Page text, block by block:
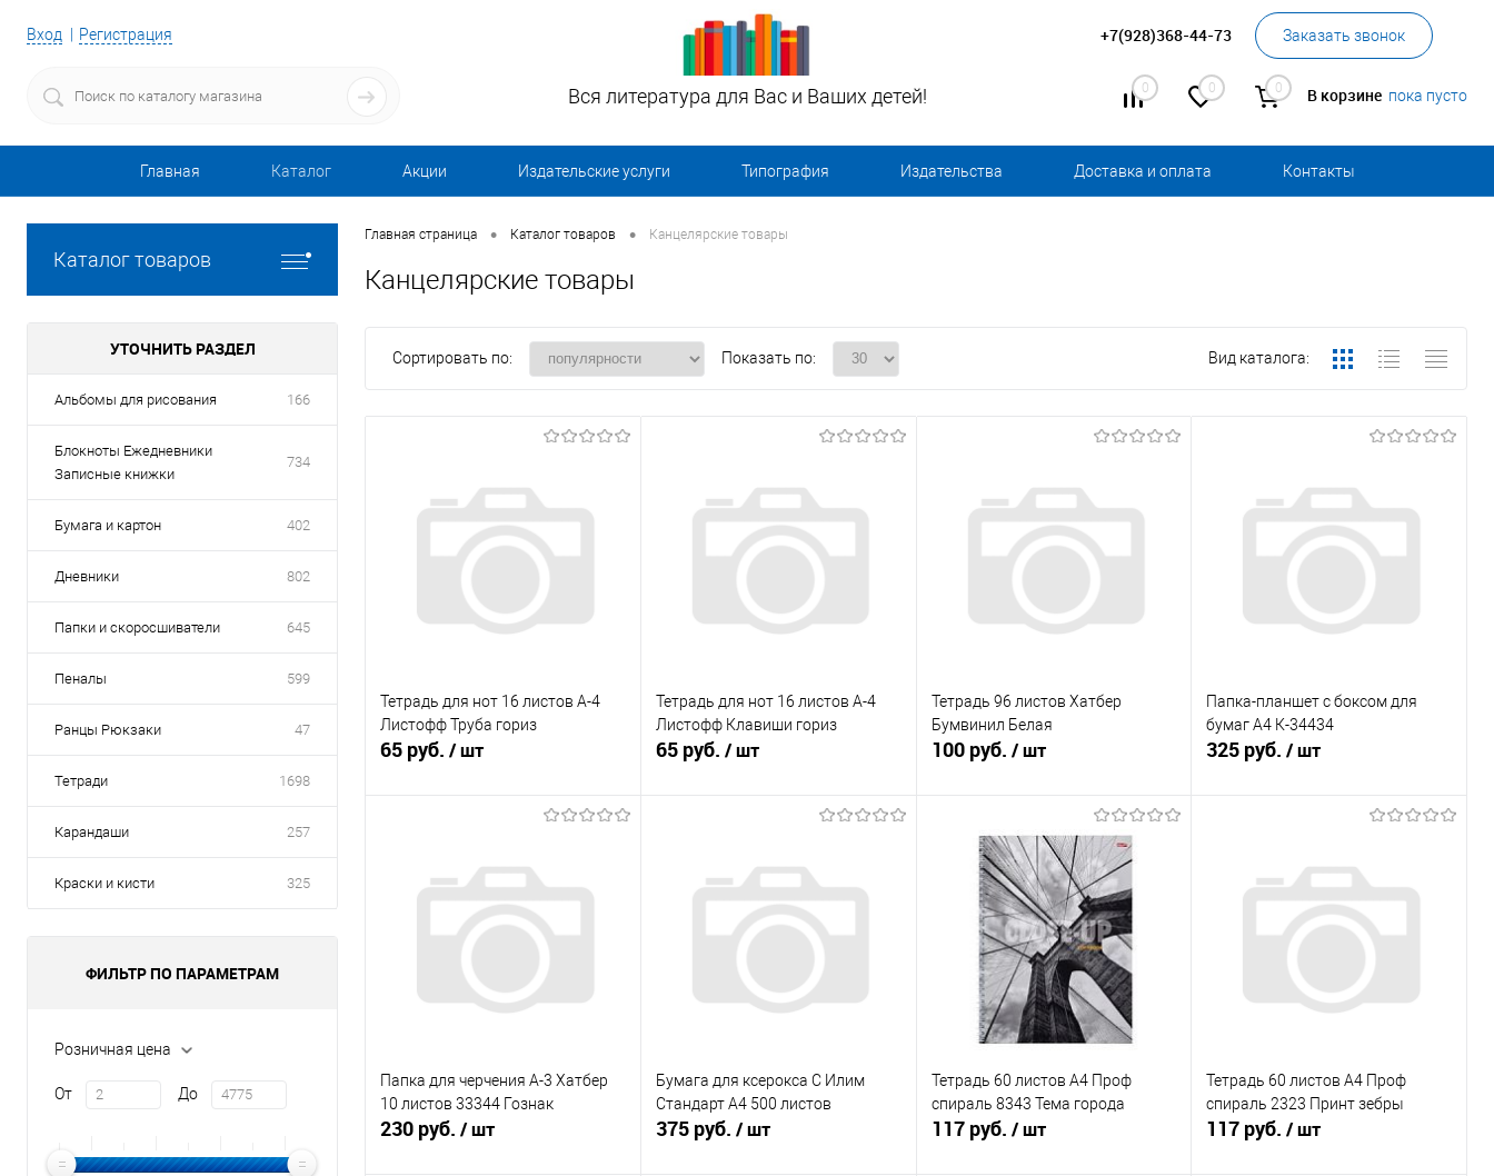
Вход Регистрация +7(928)368-44-73 Заказать звонок
0 0 0 В корзине пока пусто
Вся литература для Вас и Ваших детей!
Главная Каталог Акции Издательские услуги Типография Издательства Доставка и оплата Контакты
Каталог товаров
УТОЧНИТЬ РАЗДЕЛ
Альбомы для рисования 166
Блокноты Ежедневники
Записные книжки
734
Бумага и картон 402
Дневники 802
Папки и скоросшиватели 645
Пеналы 599
Ранцы Рюкзаки 47
Тетради 1698
Карандаши 257
Краски и кисти 325
ФИЛЬТР ПО ПАРАМЕТРАМ
Розничная цена
От До
Главная страница • Каталог товаров • Канцелярские товары
Канцелярские товары
Сортировать по: Показать по: Вид каталога:
Тетрадь для нот 16 листов А-4
Листофф Труба гориз
65 руб. / шт
Купить в 1 клик
К сравнению
В избранное
В наличии
Тетрадь для нот 16 листов А-4
Листофф Клавиши гориз
65 руб. / шт
Купить в 1 клик
К сравнению
В избранное
В наличии
Тетрадь 96 листов Хатбер
Бумвинил Белая
100 руб. / шт
В корзину
Купить в 1 клик
К сравнению
В избранное
В наличии
Папка-планшет с боксом для
бумаг А4 К-34434
325 руб./ шт
Купить в 1 клик
К сравнению
В избранное
В наличии
Папка для черчения А-3 Хатбер
10 листов 33344 Гознак
230 руб. / шт
Бумага для ксерокса С Илим
Стандарт А4 500 листов
375 руб. / шт
Тетрадь 60 листов А4 Проф
спираль 8343 Тема города
117 руб. / шт
Тетрадь 60 листов А4 Проф
спираль 2323 Принт зебры
117 руб./ шт